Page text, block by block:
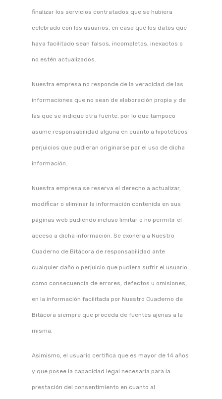
finalizar los servicios contratados que se hubiera
celebrado con los usuarios, en caso que los datos que
haya facilitado sean falsos, incompletos, inexactos o
no estén actualizados.
Nuestra empresa no responde de la veracidad de las
informaciones que no sean de elaboración propia y de
las que se indique otra fuente, por lo que tampoco
asume responsabilidad alguna en cuanto a hipotéticos
perjuicios que pudieran originarse por el uso de dicha
información.
Nuestra empresa se reserva el derecho a actualizar,
modificar o eliminar la información contenida en sus
páginas web pudiendo incluso limitar o no permitir el
acceso a dicha información. Se exonera a Nuestro
Cuaderno de Bitácora de responsabilidad ante
cualquier daño o perjuicio que pudiera sufrir el usuario
como consecuencia de errores, defectos u omisiones,
en la información facilitada por Nuestro Cuaderno de
Bitácora siempre que proceda de fuentes ajenas a la
misma.
Asimismo, el usuario certifica que es mayor de 14 años
y que posee la capacidad legal necesaria para la
prestación del consentimiento en cuanto al